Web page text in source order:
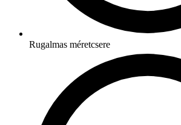
Rugalmas méretcsere